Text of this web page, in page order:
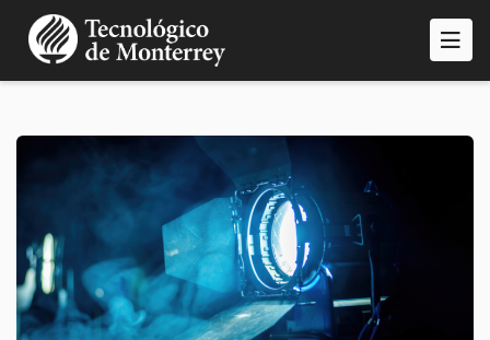
contenido